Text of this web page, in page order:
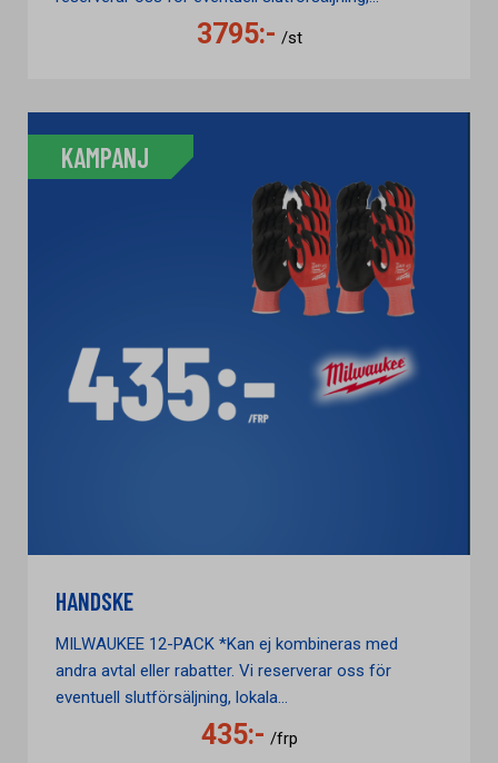
3795:- /st
KAMPANJ
HANDSKE
MILWAUKEE 12-PACK *Kan ej kombineras med
andra avtal eller rabatter. Vi reserverar oss för
eventuell slutförsäljning, lokala...
435:- /frp